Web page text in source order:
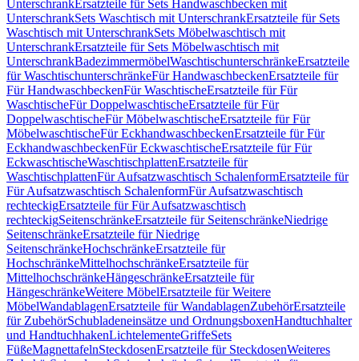
UnterschrankErsatzteile für Sets Handwaschbecken mit
UnterschrankSets Waschtisch mit UnterschrankErsatzteile für Sets
Waschtisch mit UnterschrankSets Möbelwaschtisch mit
UnterschrankErsatzteile für Sets Möbelwaschtisch mit
UnterschrankBadezimmermöbelWaschtischunterschränkeErsatzteile
für WaschtischunterschränkeFür HandwaschbeckenErsatzteile für
Für HandwaschbeckenFür WaschtischeErsatzteile für Für
WaschtischeFür DoppelwaschtischeErsatzteile für Für
DoppelwaschtischeFür MöbelwaschtischeErsatzteile für Für
MöbelwaschtischeFür EckhandwaschbeckenErsatzteile für Für
EckhandwaschbeckenFür EckwaschtischeErsatzteile für Für
EckwaschtischeWaschtischplattenErsatzteile für
WaschtischplattenFür Aufsatzwaschtisch SchalenformErsatzteile für
Für Aufsatzwaschtisch SchalenformFür Aufsatzwaschtisch
rechteckigErsatzteile für Für Aufsatzwaschtisch
rechteckigSeitenschränkeErsatzteile für SeitenschränkeNiedrige
SeitenschränkeErsatzteile für Niedrige
SeitenschränkeHochschränkeErsatzteile für
HochschränkeMittelhochschränkeErsatzteile für
MittelhochschränkeHängeschränkeErsatzteile für
HängeschränkeWeitere MöbelErsatzteile für Weitere
MöbelWandablagenErsatzteile für WandablagenZubehörErsatzteile
für ZubehörSchubladeneinsätze und OrdnungsboxenHandtuchhalter
und HandtuchhakenLichtelementeGriffeSets
FüßeMagnettafelnSteckdosenErsatzteile für SteckdosenWeiteres